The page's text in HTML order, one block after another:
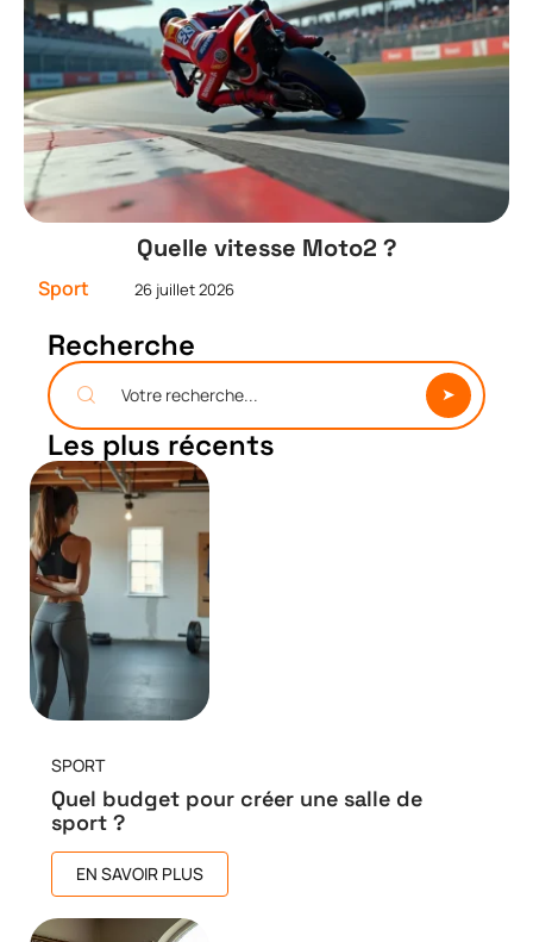
Quelle vitesse Moto2 ?
Sport 26 juillet 2026
Recherche
Les plus récents
SPORT
Quel budget pour créer une salle de
sport ?
EN SAVOIR PLUS